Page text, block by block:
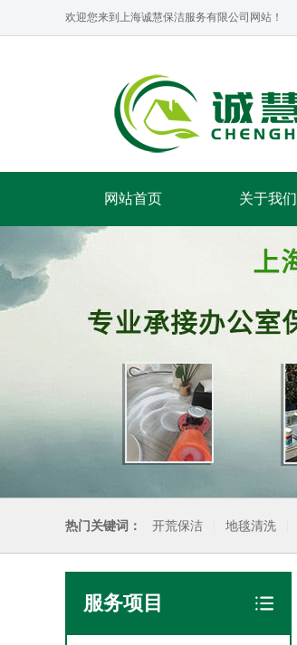
欢迎您来到上海诚慧保洁服务有限公司网站！
网站首页 关于我们
热门关键词： 开荒保洁 地毯清洗
服务项目